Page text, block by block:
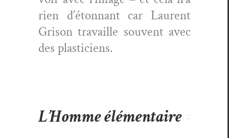
rien d’é­ton­nant car Lau­rent
Gri­son tra­vaille sou­vent avec
des plasticiens.
L’Homme élémentaire